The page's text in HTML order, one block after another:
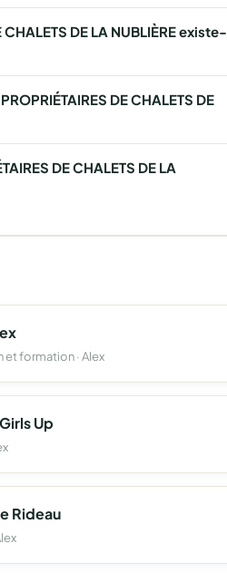
DE LA NUBLIÈRE existe-
DE CHALETS DE
DE CHALETS DE LA
et formation · Alex
Up
Rideau